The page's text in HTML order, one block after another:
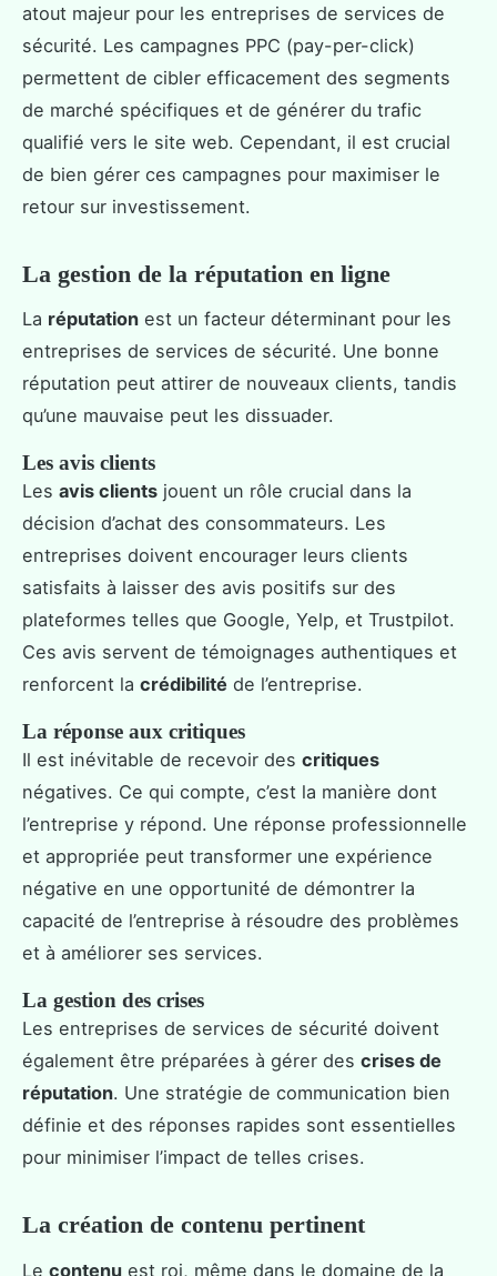
atout majeur pour les entreprises de services de
sécurité. Les campagnes PPC (pay-per-click)
permettent de cibler efficacement des segments
de marché spécifiques et de générer du trafic
qualifié vers le site web. Cependant, il est crucial
de bien gérer ces campagnes pour maximiser le
retour sur investissement.
La gestion de la réputation en ligne
La réputation est un facteur déterminant pour les
entreprises de services de sécurité. Une bonne
réputation peut attirer de nouveaux clients, tandis
qu’une mauvaise peut les dissuader.
Les avis clients
Les avis clients jouent un rôle crucial dans la
décision d’achat des consommateurs. Les
entreprises doivent encourager leurs clients
satisfaits à laisser des avis positifs sur des
plateformes telles que Google, Yelp, et Trustpilot.
Ces avis servent de témoignages authentiques et
renforcent la crédibilité de l’entreprise.
La réponse aux critiques
Il est inévitable de recevoir des critiques
négatives. Ce qui compte, c’est la manière dont
l’entreprise y répond. Une réponse professionnelle
et appropriée peut transformer une expérience
négative en une opportunité de démontrer la
capacité de l’entreprise à résoudre des problèmes
et à améliorer ses services.
La gestion des crises
Les entreprises de services de sécurité doivent
également être préparées à gérer des crises de
réputation. Une stratégie de communication bien
définie et des réponses rapides sont essentielles
pour minimiser l’impact de telles crises.
La création de contenu pertinent
Le contenu est roi, même dans le domaine de la